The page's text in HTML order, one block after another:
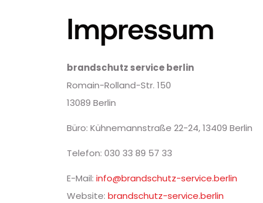
Impressum
brandschutz service berlin
Romain-Rolland-Str. 150
13089 Berlin
Büro: Kühnemannstraße 22-24, 13409 Berlin
Telefon: 030 33 89 57 33
E-Mail: info@brandschutz-service.berlin
Website: brandschutz-service.berlin